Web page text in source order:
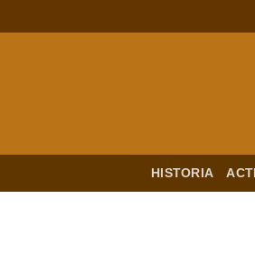
al
HISTORIA